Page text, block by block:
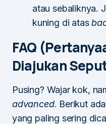
atau sebaliknya.
kuning di atas
FAQ
Diajukan
Pusing? Wajar kok,
advanced. Berikut
yang paling sering